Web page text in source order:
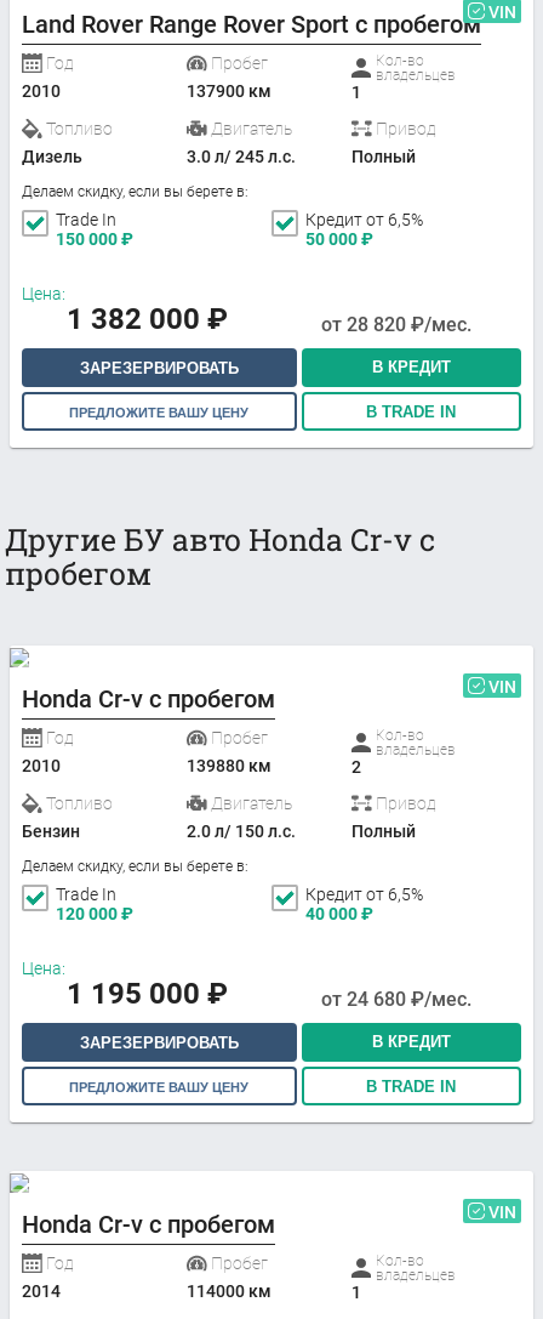
Land Rover Range Rover Sport с пробегом VIN
Год
2010
Пробег
137900 км
Кол-во
владельцев
1
Топливо
Дизель
Двигатель
3.0 л/ 245 л.с.
Привод
Полный
Делаем скидку, если вы берете в:
Trade In
150 000₽
Кредит от 6,5%
50 000₽
Цена:
1 382 000 ₽ от 28 820 ₽/мес.
ЗАРЕЗЕРВИРОВАТЬ В КРЕДИТ
ПРЕДЛОЖИТЕ ВАШУ ЦЕНУ В TRADE IN
Другие БУ авто Honda Cr-v с
пробегом
Honda Cr-v с пробегом VIN
Год
2010
Пробег
139880 км
Кол-во
владельцев
2
Топливо
Бензин
Двигатель
2.0 л/ 150 л.с.
Привод
Полный
Делаем скидку, если вы берете в:
Trade In
120 000₽
Кредит от 6,5%
40 000₽
Цена:
1 195 000 ₽ от 24 680 ₽/мес.
ЗАРЕЗЕРВИРОВАТЬ В КРЕДИТ
ПРЕДЛОЖИТЕ ВАШУ ЦЕНУ В TRADE IN
Honda Cr-v с пробегом VIN
Год
2014
Пробег
114000 км
Кол-во
владельцев
1